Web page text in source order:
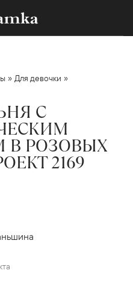
» Для девочки »
С
В РОЗОВЫХ
2169